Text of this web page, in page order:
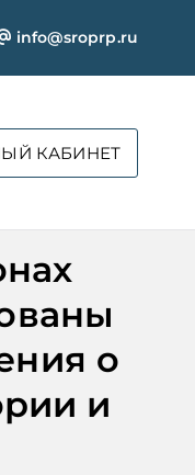
info@sroprp.ru
КАБИНЕТ
о
и